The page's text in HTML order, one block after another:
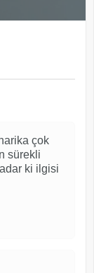
çok
sürekli
ki ilgisi